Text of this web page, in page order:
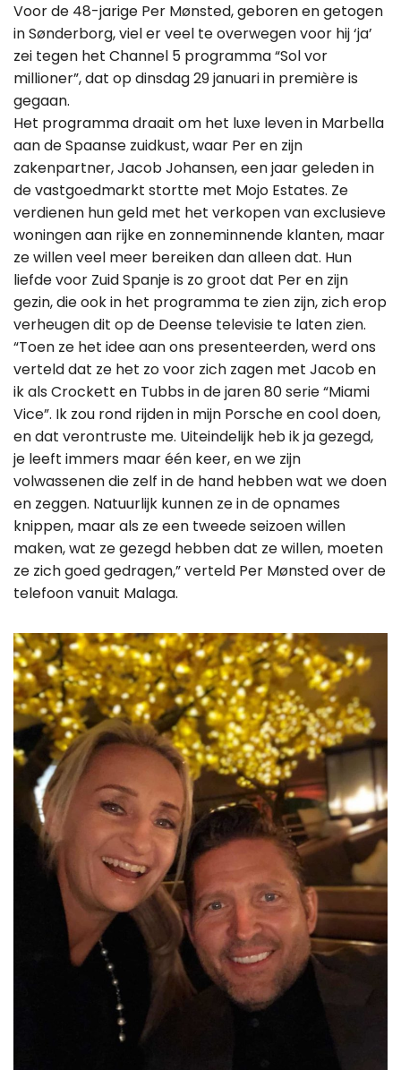
Voor de 48-jarige Per Mønsted, geboren en getogen
in Sønderborg, viel er veel te overwegen voor hij ‘ja’
zei tegen het Channel 5 programma “Sol vor
millioner”, dat op dinsdag 29 januari in première is
gegaan.
Het programma draait om het luxe leven in Marbella
aan de Spaanse zuidkust, waar Per en zijn
zakenpartner, Jacob Johansen, een jaar geleden in
de vastgoedmarkt stortte met Mojo Estates. Ze
verdienen hun geld met het verkopen van exclusieve
woningen aan rijke en zonneminnende klanten, maar
ze willen veel meer bereiken dan alleen dat. Hun
liefde voor Zuid Spanje is zo groot dat Per en zijn
gezin, die ook in het programma te zien zijn, zich erop
verheugen dit op de Deense televisie te laten zien.
“Toen ze het idee aan ons presenteerden, werd ons
verteld dat ze het zo voor zich zagen met Jacob en
ik als Crockett en Tubbs in de jaren 80 serie “Miami
Vice”. Ik zou rond rijden in mijn Porsche en cool doen,
en dat verontruste me. Uiteindelijk heb ik ja gezegd,
je leeft immers maar één keer, en we zijn
volwassenen die zelf in de hand hebben wat we doen
en zeggen. Natuurlijk kunnen ze in de opnames
knippen, maar als ze een tweede seizoen willen
maken, wat ze gezegd hebben dat ze willen, moeten
ze zich goed gedragen,” verteld Per Mønsted over de
telefoon vanuit Malaga.